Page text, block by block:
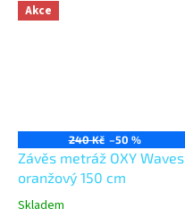
Akce
240 Kč –50 %
Závěs metráž OXY Waves
oranžový 150 cm
Skladem